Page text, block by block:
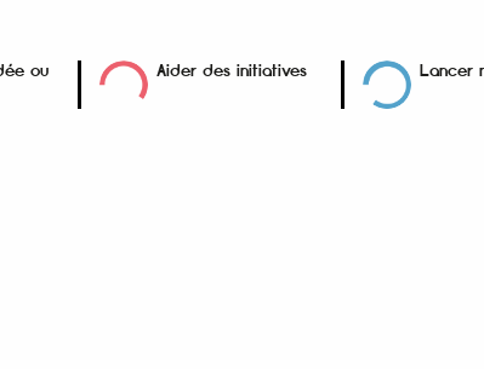
ou
Aider des initiatives Lancer